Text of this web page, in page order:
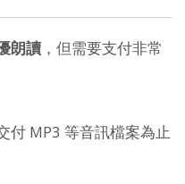
朗讀 ，但需要支付非常
付 MP3 等音訊檔案為止